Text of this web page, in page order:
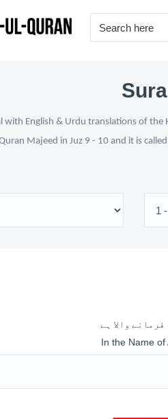
with English & Urdu translations of
Majeed in Juz 9 - 10 and it is
والا ہے
In the Name